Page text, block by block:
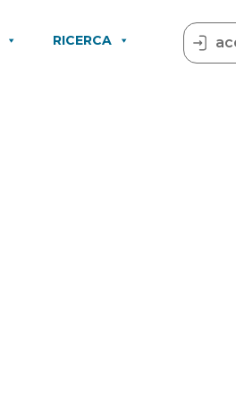
RICERCA